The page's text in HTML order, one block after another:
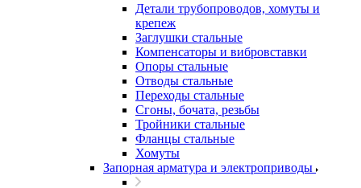
Детали трубопроводов, хомуты и
крепеж
Заглушки стальные
Компенсаторы и вибровставки
Опоры стальные
Отводы стальные
Переходы стальные
Сгоны, бочата, резьбы
Тройники стальные
Фланцы стальные
Хомуты
Запорная арматура и электроприводы